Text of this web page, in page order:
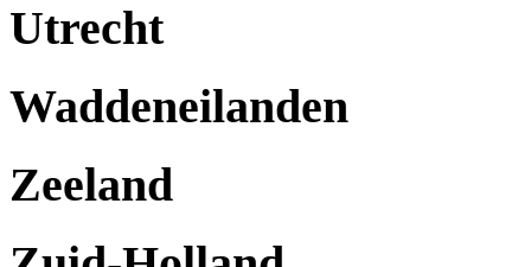
Utrecht
Waddeneilanden
Zeeland